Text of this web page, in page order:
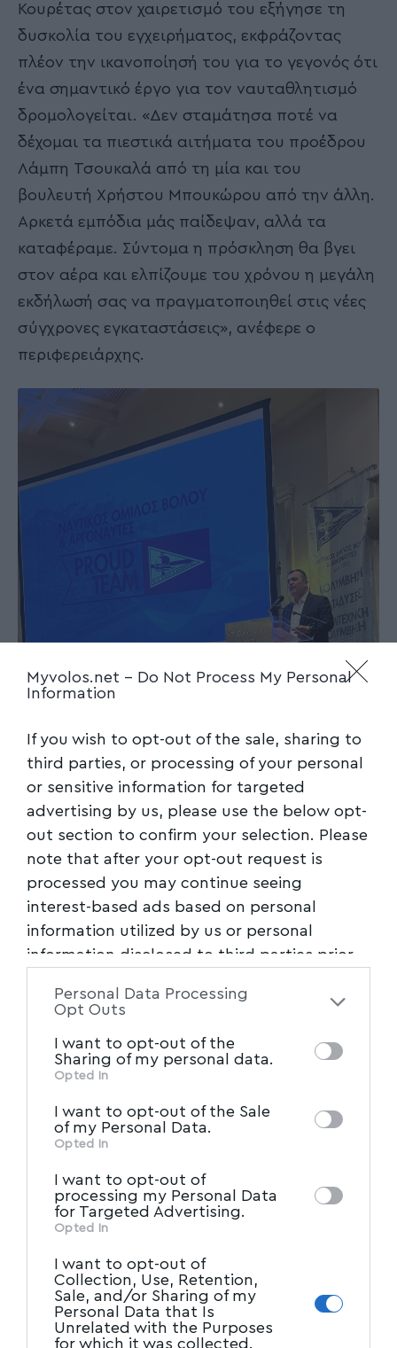
Myvolos.net - Do Not Process My Personal
Information
If you wish to opt-out of the sale, sharing to
third parties, or processing of your personal
or sensitive information for targeted
advertising by us, please use the below opt-
out section to confirm your selection. Please
note that after your opt-out request is
processed you may continue seeing
interest-based ads based on personal
information utilized by us or personal
information disclosed to third parties prior
of the further disclosure of your personal
of downstream participants. This
information may also be disclosed by us to
Participantsthat may further disclose it to
other third parties.
Personal Data Processing
Opt Outs
I want to opt-out of the
Sharing of my personal data.
Opted In
I want to opt-out of the Sale
of my Personal Data.
Opted In
I want to opt-out of
processing my Personal Data
for Targeted Advertising.
Opted In
I want to opt-out of
Collection, Use, Retention,
Sale, and/or Sharing of my
Personal Data that Is
Unrelated with the Purposes
for which it was collected.
Κουρέτας στον χαιρετισμό του εξήγησε τη
δυσκολία του εγχειρήματος, εκφράζοντας
πλέον την ικανοποίησή του για το γεγονός ότι
ένα σημαντικό έργο για τον ναυταθλητισμό
δρομολογείται. «Δεν σταμάτησα ποτέ να
δέχομαι τα πιεστικά αιτήματα του προέδρου
Λάμπη Τσουκαλά από τη μία και του
βουλευτή Χρήστου Μπουκώρου από την άλλη.
Αρκετά εμπόδια μάς παίδεψαν, αλλά τα
καταφέραμε. Σύντομα η πρόσκληση θα βγει
στον αέρα και ελπίζουμε του χρόνου η μεγάλη
εκδήλωσή σας να πραγματοποιηθεί στις νέες
σύγχρονες εγκαταστάσεις», ανέφερε ο
περιφερειάρχης.
Ο βουλευτής Μαγνησίας Χρ. Μπουκώρος
Έμπλεος ικανοποίησης, ο βουλευτής
Μαγνησίας Χρήστος Μπουκώρος περιέγραψε
ότι όταν πριν από τρία χρόνια κλήθηκε από
τον πρόεδρο και τη διοίκηση του Ν.Ο.Β.-Α.,
έσπευσε να συνδράμει να ξεπεραστούν
σοβαρά τότε προβλήματα. Μια περίοδος
από προσφυγές οι εγκαταστάσεις του
απειλήθηκαν με κατεδάφιση.
«Σήμερα, όχι μόνο ξεπεράστηκαν οι τότε
κίνδυνοι, αλλά ολοκληρώθηκε μια δύσκολη
διαδικασία, αυτή της νομιμοποίησης και
Εργαστήκαμε συστηματικά, με
επανειλημμένες παρεμβάσεις και επισκέψεις
υπουργείο Οικονομικών και στον Γ.Γ. Δημόσιας
Περιουσίας. Τώρα που ολοκληρώθηκε η
νομιμοποίηση και παραχώρηση στον σύλλογο